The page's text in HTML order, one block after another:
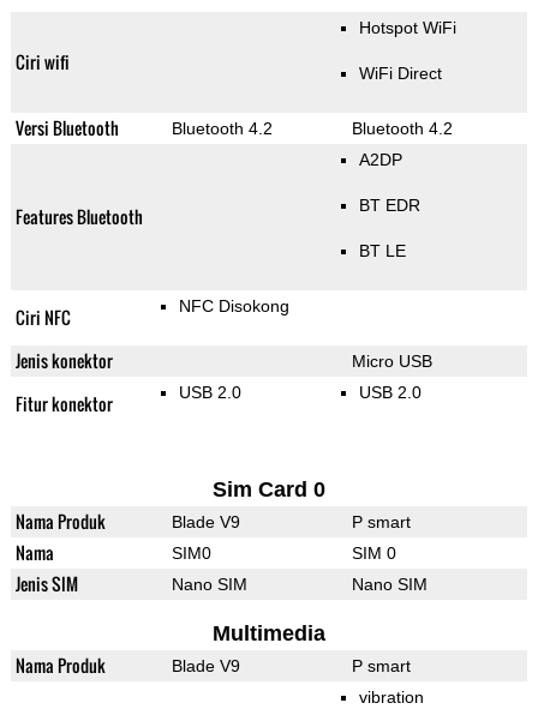
Ciri wifi
Hotspot WiFi
WiFi Direct
Versi Bluetooth Bluetooth 4.2 Bluetooth 4.2
Features Bluetooth
A2DP
BT EDR
BT LE
Ciri NFC NFC Disokong
Jenis konektor Micro USB
Fitur konektor USB 2.0 USB 2.0
Sim Card 0
Nama Produk Blade V9 P smart
Nama SIM0 SIM 0
Jenis SIM Nano SIM Nano SIM
Multimedia
Nama Produk Blade V9 P smart
vibration